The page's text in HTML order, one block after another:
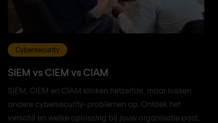
Cybersecurity
SIEM vs CIEM vs CIAM
SIEM, CIEM en CIAM klinken hetzelfde, maar lossen
andere cybersecurity-problemen op. Ontdek het
verschil en welke oplossing bij jouw organisatie past.